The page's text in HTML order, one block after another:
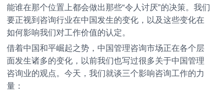
能谁在那个位置上都会做出那些“令人讨厌”的决策。我们
要正视到咨询行业在中国发生的变化，以及这些变化在
如何影响我们对工作价值的认定。
借着中国和平崛起之势，中国管理咨询市场正在各个层
面发生诸多的变化，以前我们也写过很多关于中国管理
咨询业的观点。今天，我们就谈三个影响咨询工作的力
量：